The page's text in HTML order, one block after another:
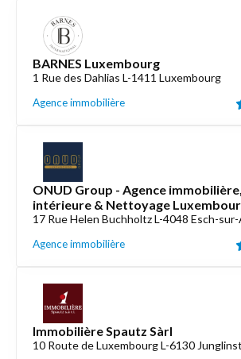
BARNES Luxembourg
1 Rue des Dahlias L-1411 Luxembourg
Agence immobilière
ONUD Group - Agence
intérieure & Nettoyage
17 Rue Helen Buchholtz L-4048 Esch-
Agence immobilière
Immobilière Spautz Sàrl
10 Route de Luxembourg L-6130